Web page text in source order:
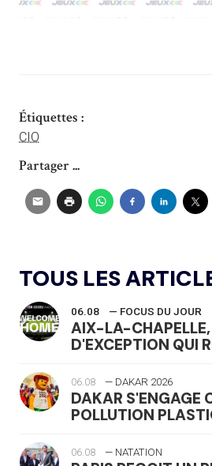
Étiquettes :
CIO
Partager ...
TOUS LES
06.08 — FOCUS DU JOUR
AIX-LA-CHAPELLE,
D'EXCEPTION QUI
06.08 — DAKAR 2026
DAKAR S'ENGAGE
POLLUTION
06.08 — NATATION